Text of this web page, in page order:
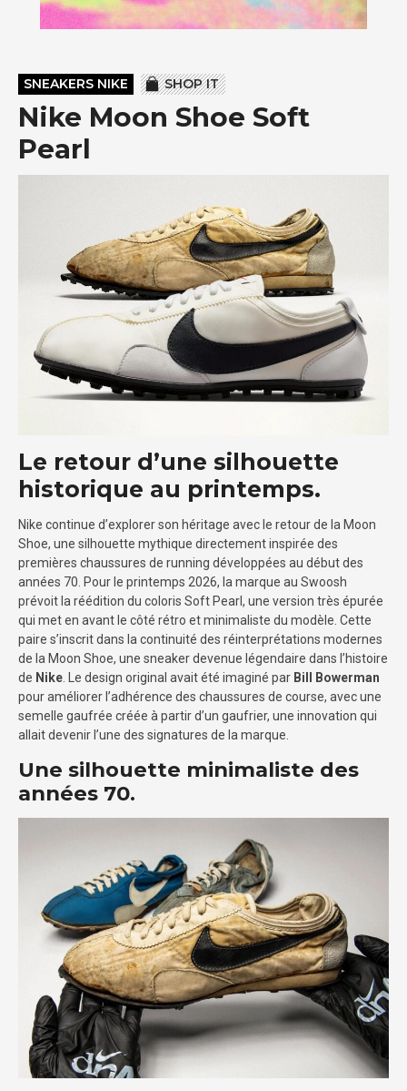
SNEAKERS NIKE SHOP IT
Nike Moon Shoe Soft
Pearl
Le retour d’une silhouette
historique au printemps.
Nike continue d’explorer son héritage avec le retour de la Moon
Shoe, une silhouette mythique directement inspirée des
premières chaussures de running développées au début des
années 70. Pour le printemps 2026, la marque au Swoosh
prévoit la réédition du coloris Soft Pearl, une version très épurée
qui met en avant le côté rétro et minimaliste du modèle. Cette
paire s’inscrit dans la continuité des réinterprétations modernes
de la Moon Shoe, une sneaker devenue légendaire dans l’histoire
de Nike . Le design original avait été imaginé par Bill Bowerman
pour améliorer l’adhérence des chaussures de course, avec une
semelle gaufrée créée à partir d’un gaufrier, une innovation qui
allait devenir l’une des signatures de la marque.
Une silhouette minimaliste des
années 70.